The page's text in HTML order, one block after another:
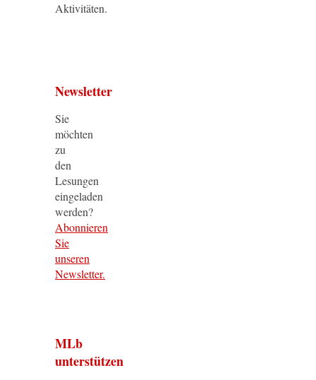
Aktivitäten.
Newsletter
Sie
möchten
zu
den
Lesungen
eingeladen
werden?
Abonnieren
Sie
unseren
Newsletter.
MLb
unterstützen